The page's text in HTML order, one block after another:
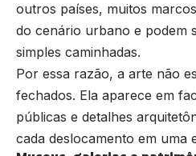
outros países, muitos
do cenário urbano e podem
simples caminhadas.
Por essa razão, a arte não
fechados. Ela aparece em
públicas e detalhes
cada deslocamento em uma